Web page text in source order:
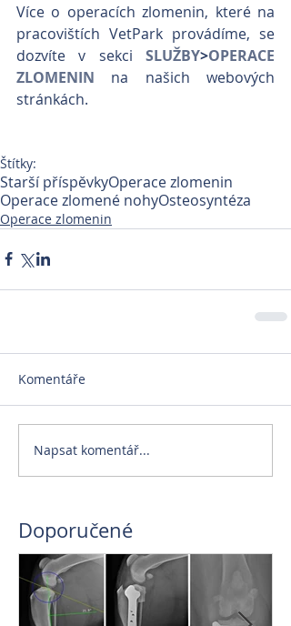
Více o operacích zlomenin, které na
pracovištích VetPark provádíme, se
dozvíte v sekci SLUŽBY>OPERACE
ZLOMENIN na našich webových
stránkách.
Štítky:
Starší příspěvkyOperace zlomenin
Operace zlomené nohyOsteosyntéza
Operace zlomenin
Komentáře
Napsat komentář...
Doporučené